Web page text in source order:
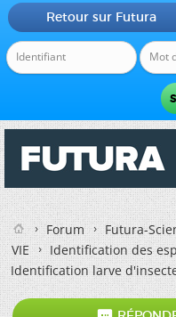
Retour sur Futura
Forum
Futura-
VIE
Identification des
Identification larve